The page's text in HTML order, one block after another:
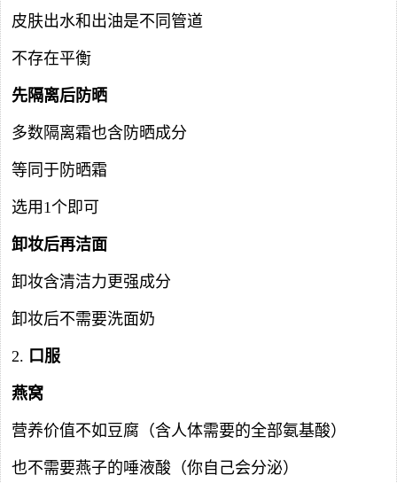
皮肤出水和出油是不同管道
不存在平衡
先隔离后防晒
多数隔离霜也含防晒成分
等同于防晒霜
选用1个即可
卸妆后再洁面
卸妆含清洁力更强成分
卸妆后不需要洗面奶
2. 口服
燕窝
营养价值不如豆腐（含人体需要的全部氨基酸）
也不需要燕子的唾液酸（你自己会分泌）